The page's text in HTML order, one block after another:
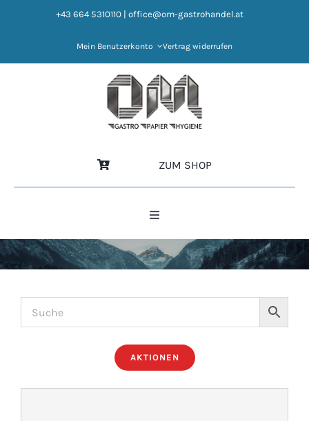
+43 664 5310110 office@om-gastrohandel.at
Mein Benutzerkonto Vertrag widerrufen
ZUM SHOP
Toggle
HOME
NEWS
IMBISSANHÄNGER
AKTIONEN